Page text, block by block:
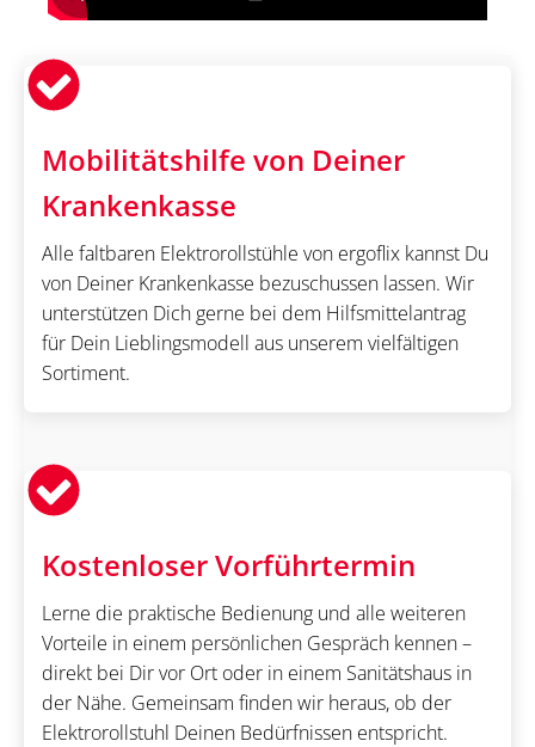
Mobilitätshilfe von Deiner
Krankenkasse
Alle faltbaren Elektrorollstühle von ergoflix kannst Du
von Deiner Krankenkasse bezuschussen lassen. Wir
unterstützen Dich gerne bei dem Hilfsmittelantrag
für Dein Lieblingsmodell aus unserem vielfältigen
Sortiment.
Kostenloser Vorführtermin
Lerne die praktische Bedienung und alle weiteren
Vorteile in einem persönlichen Gespräch kennen –
direkt bei Dir vor Ort oder in einem Sanitätshaus in
der Nähe. Gemeinsam finden wir heraus, ob der
Elektrorollstuhl Deinen Bedürfnissen entspricht.